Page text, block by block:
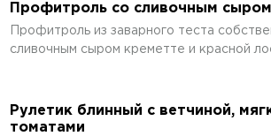
Профитроль со сливочным
Профитроль из заварного теста
сливочным сыром креметте и красной
Рулетик блинный с ветчиной,
томатами